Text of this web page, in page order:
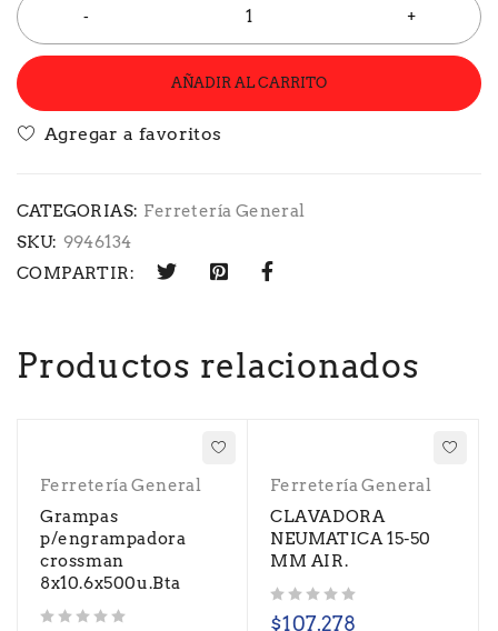
AÑADIR AL CARRITO
CATEGORIAS: Ferretería General
SKU: 9946134
COMPARTIR:
Productos relacionados
Ferretería General
Grampas
p/engrampadora
crossman
8x10.6x500u.Bta
Ferretería General
CLAVADORA
NEUMATICA 15-50
MM AIR.
$107.278